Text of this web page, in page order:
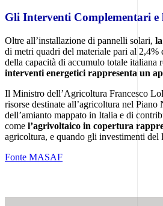
Gli Interventi Complementari e
Oltre all’installazione di pannelli solari,
di metri quadri del materiale pari al
della capacità di accumulo totale
interventi energetici rappresenta un
Il Ministro dell’Agricoltura Francesco
risorse destinate all’agricoltura nel
dell’amianto mappato in Italia e di
come l’agrivoltaico in copertura
agricoltura, e quando gli investimenti
Fonte MASAF
per altre
categorie di
possibile
disabilitarli
modificando
le
impostazioni
del browser,
ma ciò
potrebbe
influire sul
funzionamento
del sito.